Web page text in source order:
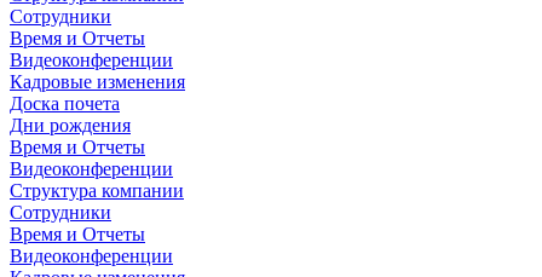
Сотрудники
Время и Отчеты
Видеоконференции
Кадровые изменения
Доска почета
Дни рождения
Время и Отчеты
Видеоконференции
Структура компании
Сотрудники
Время и Отчеты
Видеоконференции